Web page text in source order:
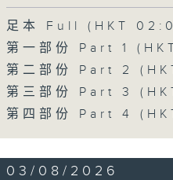
足本 Full (HKT
第一部份 Part 1
第二部份 Part 2
第三部份 Part 3
第四部份 Part 4
03/08/2026